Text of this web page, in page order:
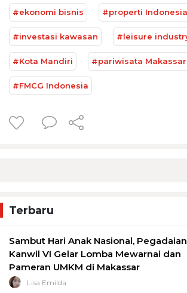
#ekonomi bisnis #properti
#investasi kawasan #leisure
#Kota Mandiri #pariwisata Makassar
#FMCG Indonesia
Terbaru
Sambut Hari Anak Nasional, Pegadaian
Kanwil VI Gelar Lomba Mewarnai dan
Pameran UMKM di Makassar
Lisa Emilda